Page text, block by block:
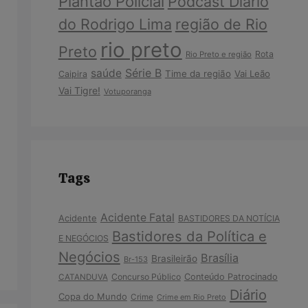
do Rodrigo Lima região de Rio
Preto rio preto Rio Preto e região Rota
Caipira saúde Série B Time da região Vai Leão
Vai Tigre! Votuporanga
Tags
Acidente Acidente Fatal BASTIDORES DA NOTÍCIA
E NEGÓCIOS Bastidores da Política e
Negócios Br-153 Brasileirão Brasília
CATANDUVA Concurso Público Conteúdo Patrocinado
Copa do Mundo Crime Crime em Rio Preto Diário